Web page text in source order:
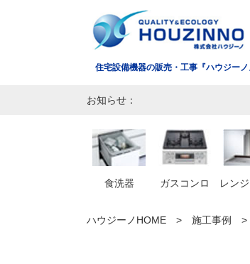
住宅設備機器の販売・工事『ハウジーノ
お知らせ：
食洗器 ガスコンロ レン
ハウジーノHOME 施工事例